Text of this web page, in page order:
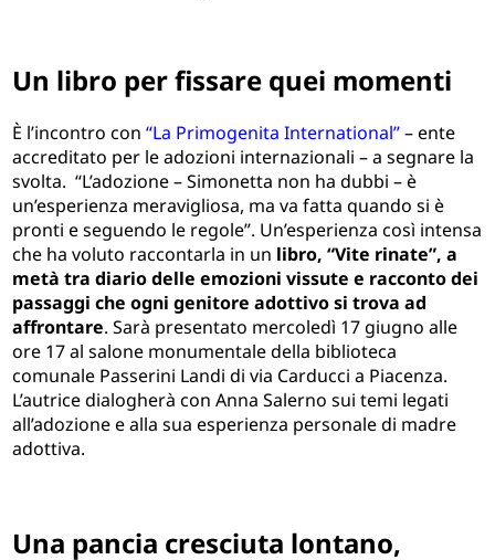
Un libro per fissare quei momenti
È l’incontro con“La Primogenita International”– ente
accreditato per le adozioni internazionali – a segnare la
svolta. “L’adozione – Simonetta non ha dubbi – è
un’esperienza meravigliosa, ma va fatta quando si è
pronti e seguendo le regole”. Un’esperienza così intensa
che ha voluto raccontarla in un libro, “Vite rinate”, a
metà tra diario delle emozioni vissute e racconto dei
passaggi che ogni genitore adottivo si trova ad
affrontare. Sarà presentato mercoledì 17 giugno alle
ore 17 al salone monumentale della biblioteca
comunale Passerini Landi di via Carducci a Piacenza.
L’autrice dialogherà con Anna Salerno sui temi legati
all’adozione e alla sua esperienza personale di madre
adottiva.
Una pancia cresciuta lontano,